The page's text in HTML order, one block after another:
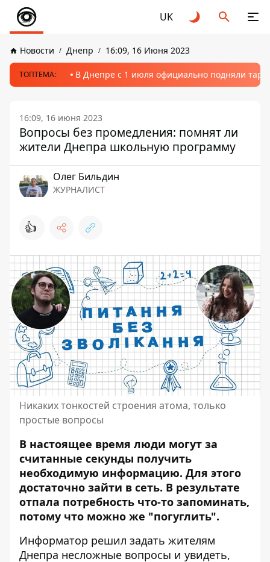
UK
Новости Днепр 16:09, 16 Июня 2023
ТОПТЕМА: В Днепре с 1 июля официально подняли
16:09, 16 июня 2023
Вопросы без промедления: помнят ли
жители Днепра школьную программу
Олег Бильдин
ЖУРНАЛИСТ
👍
Никаких тонкостей строения атома, только
простые вопросы
В настоящее время люди могут за
считанные секунды получить
необходимую информацию. Для этого
достаточно зайти в сеть. В результате
отпала потребность что-то запоминать,
потому что можно же "погуглить".
Информатор решил задать жителям
Днепра несложные вопросы и увидеть,